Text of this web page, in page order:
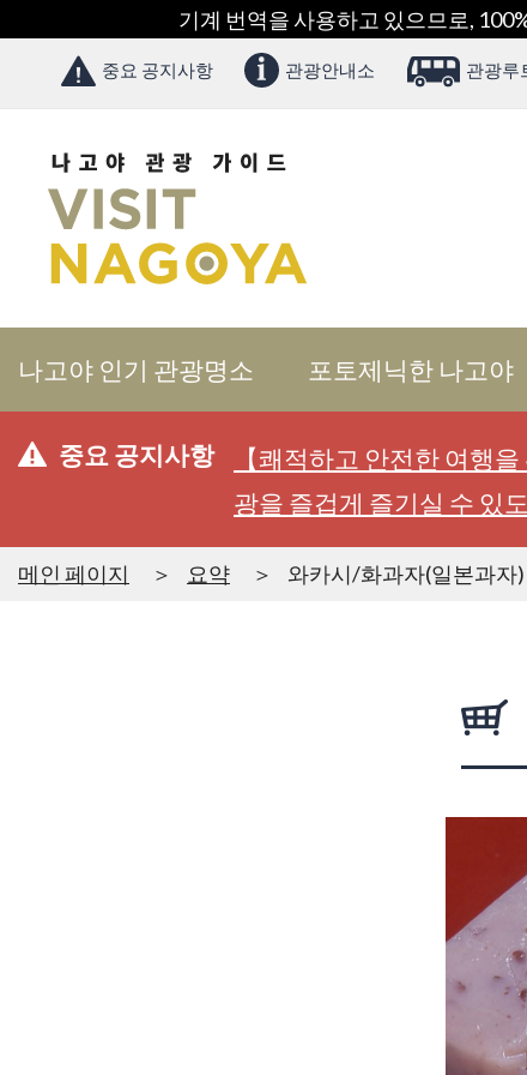
기계 번역을 사용하고 있으므로,
중요 공지사항 관광안내소 관광루
나고야 인기 관광명소 포토제닉한 나고야
중요 공지사항
【쾌적하고 안전한 여행
광을 즐겁게 즐기실 수 있
메인 페이지 요약 와카시/화과자(일본과자)